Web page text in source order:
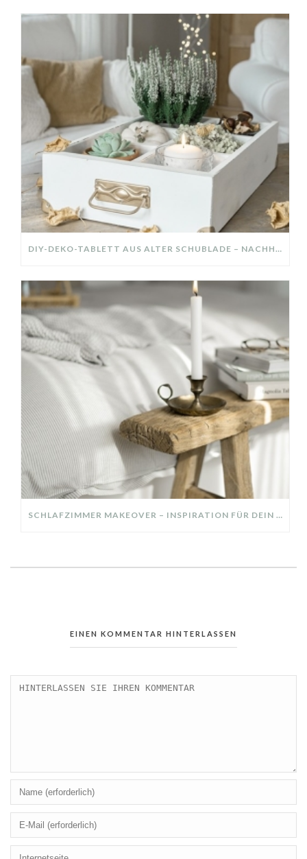
DIY-DEKO-TABLETT AUS ALTER SCHUBLADE – NACHHALTIGE HERBSTDEKO SELBER MACHEN!
SCHLAFZIMMER MAKEOVER – INSPIRATION FÜR DEIN SCHLAFZIMMER: AUS ALT MACH NEU – HELL, GEMÜTLICH UND EINLADEND
EINEN KOMMENTAR HINTERLASSEN